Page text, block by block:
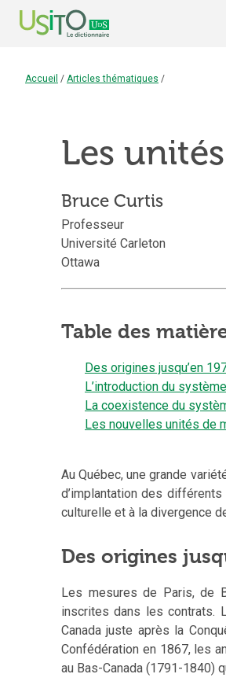
Accueil / Articles thématiques /
Les
Bruce Curtis
Professeur
Université Carleton
Ottawa
Table des
Des origines jusqu’en
L’introduction du
La coexistence du
Les nouvelles unités de
Au Québec, une grande
d’implantation des
culturelle et à la divergence
Des origines
Les mesures de Paris, de
inscrites dans les contrats.
Canada juste après la
Confédération en 1867, les
au Bas-Canada (1791-1840)